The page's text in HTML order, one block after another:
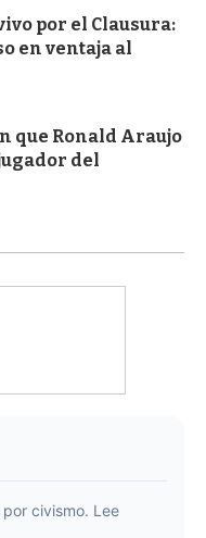
por el Clausura:
en ventaja al
que Ronald Araujo
del